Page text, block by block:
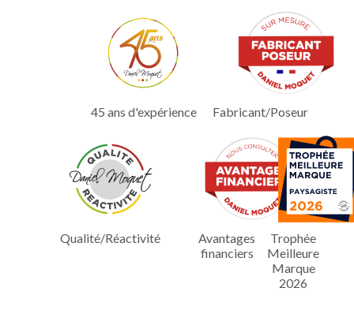
45 ans d'expérience Fabricant/Poseur
Qualité/Réactivité
Avantages
financiers
Trophée
Meilleure
Marque
2026